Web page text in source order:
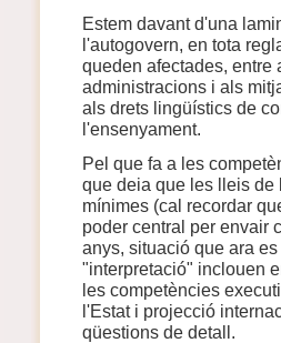
Estem davant d'una
l'autogovern, en tota
queden afectades, entre
administracions i als
als drets lingüístics de
l'ensenyament.
Pel que fa a les
que deia que les lleis de
mínimes (cal recordar
poder central per envair
anys, situació que ara
"interpretació" inclouen
les competències
l'Estat i projecció
qüestions de detall.